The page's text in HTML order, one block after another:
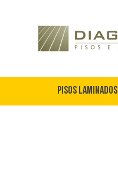
Pisos Laminados